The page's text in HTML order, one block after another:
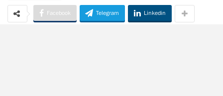
Facebook Telegram Linkedin